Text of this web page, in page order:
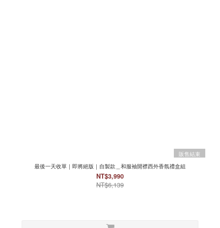
販售結束
最後一天收單｜即將絕版｜自製款＿和服袖開襟西外香氛禮盒組
NT$3,990
NT$6,139